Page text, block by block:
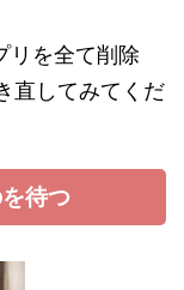
リを全て削除
直してみてくだ
待つ